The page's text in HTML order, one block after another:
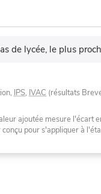
de lycée, le plus
IPS, IVAC (résultats
ajoutée mesure
pour s'appliquer à